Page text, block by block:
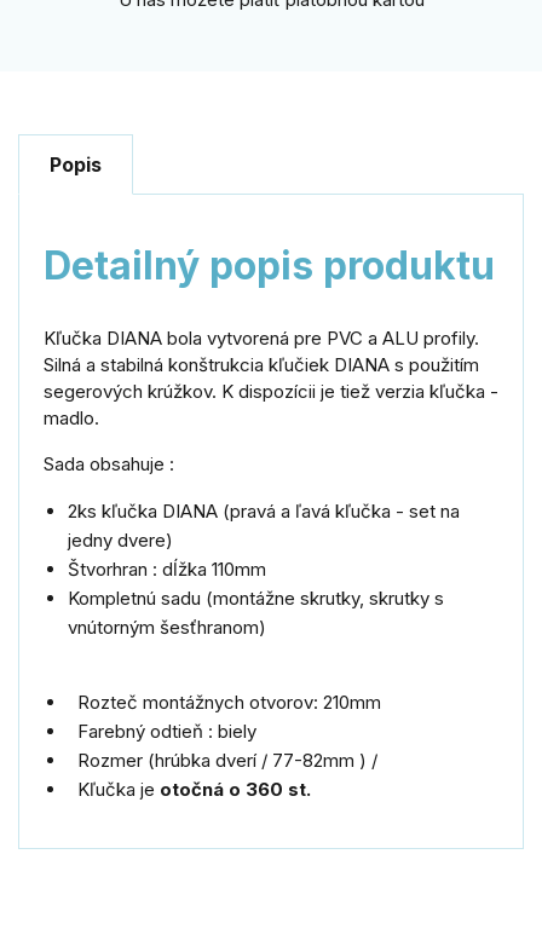
Popis
Detailný popis produktu
Kľučka DIANA bola vytvorená pre PVC a ALU profily.
Silná a stabilná konštrukcia kľučiek DIANA s použitím
segerových krúžkov. K dispozícii je tiež verzia kľučka -
madlo.
Sada obsahuje :
2ks kľučka DIANA (pravá a ľavá kľučka - set na
jedny dvere)
Štvorhran : dĺžka 110mm
Kompletnú sadu (montážne skrutky, skrutky s
vnútorným šesťhranom)
Rozteč montážnych otvorov: 210mm
Farebný odtieň : biely
Rozmer (hrúbka dverí / 77-82mm ) /
Kľučka je otočná o 360 st.